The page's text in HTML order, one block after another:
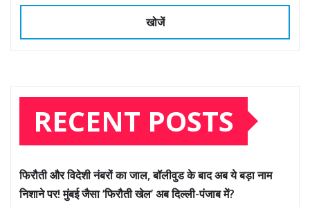
खोजें
RECENT POSTS
फिरौती और विदेशी नंबरों का जाल, बॉलीवुड के बाद अब ये बड़ा नाम
निशाने पर! मुंबई जैसा ‘फिरौती खेल’ अब दिल्ली-पंजाब में?